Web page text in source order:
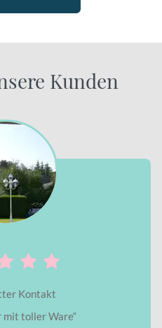
Kunden
Kontakt
mit toller Ware“